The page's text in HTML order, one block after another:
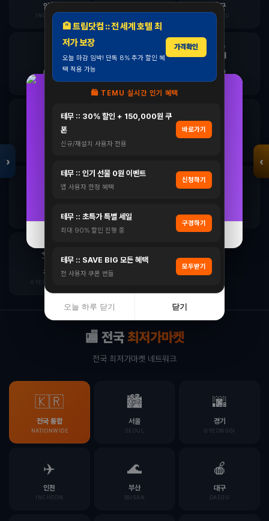
›
입점 · 제휴 문의
‹
인천
INCHEON
대구
DAEGU
대전
DAEJEON
🎨
GWANGJU
🏭
울산
ULSAN
🏞️
JEONBUK JEONNAM
🏛️
GYEONGBUK
🛳️
경남
GYEONGNAM
🏝️
🏬 전국최저가마켓
전국 최저가마켓 네트워크
🇰🇷
전국 통합
NATIONWIDE
🏙️
서울
SEOUL
🌆
경기
GYEONGGI
✈️
인천
INCHEON
🌊
부산
BUSAN
🍎
대구
DAEGU
🏨 트립닷컴 :: 전 세계 호텔 최
저가 보장
오늘 마감 임박! 단독 8% 추가 할인 혜
택 적용 가능
가격확인
🛍️ TEMU 실시간 인기 혜택
테무 :: 30% 할인 + 150,000원 쿠
폰
신규/재설치 사용자 전용
바로가기
테무 :: 인기 선물 0원 이벤트
앱 사용자 한정 혜택
신청하기
테무 :: 초특가 특별 세일
최대 90% 할인 진행 중
구경하기
테무 :: SAVE BIG 모든 혜택
전 사용자 쿠폰 번들
모두받기
오늘 하루 닫기 닫기
트리아티 가스핏 유산균 덴마크 100억 배에 가스 프로바
이오틱스 30…
자세히 보기 →
오늘 하루 닫기
900리터급 852L
자세히 보기 →
오늘 하루 닫기 닫기